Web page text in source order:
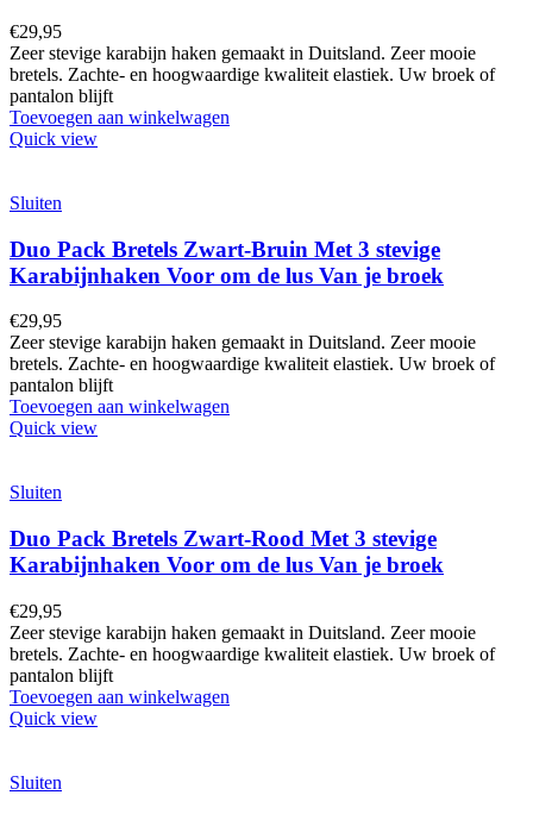
€29,95
Zeer stevige karabijn haken gemaakt in Duitsland. Zeer mooie
bretels. Zachte- en hoogwaardige kwaliteit elastiek. Uw broek of
pantalon blijft
Toevoegen aan winkelwagen
Quick view
Sluiten
Duo Pack Bretels Zwart-Bruin Met 3 stevige
Karabijnhaken Voor om de lus Van je broek
€29,95
Zeer stevige karabijn haken gemaakt in Duitsland. Zeer mooie
bretels. Zachte- en hoogwaardige kwaliteit elastiek. Uw broek of
pantalon blijft
Toevoegen aan winkelwagen
Quick view
Sluiten
Duo Pack Bretels Zwart-Rood Met 3 stevige
Karabijnhaken Voor om de lus Van je broek
€29,95
Zeer stevige karabijn haken gemaakt in Duitsland. Zeer mooie
bretels. Zachte- en hoogwaardige kwaliteit elastiek. Uw broek of
pantalon blijft
Toevoegen aan winkelwagen
Quick view
Sluiten